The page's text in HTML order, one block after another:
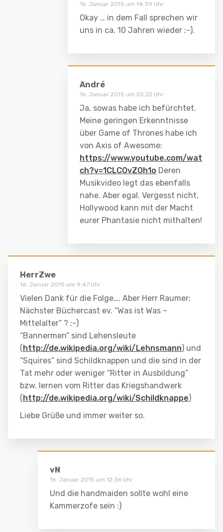
16. Januar 2015 um 14:39 Uhr
Okay … in dem Fall sprechen wir
uns in ca. 10 Jahren wieder ;-).
André
16. Januar 2015 um 20:22 Uhr
Ja, sowas habe ich befürchtet.
Meine geringen Erkenntnisse
über Game of Thrones habe ich
von Axis of Awesome:
https://www.youtube.com/wat
ch?v=1CLCOvZOh1o Deren
Musikvideo legt das ebenfalls
nahe. Aber egal. Vergesst nicht,
Hollywood kann mit der Macht
eurer Phantasie nicht mithalten!
HerrZwe
16. Januar 2015 um 9:47 Uhr
Vielen Dank für die Folge…. Aber Herr Raumer:
Nächster Büchercast ev. “Was ist Was –
Mittelalter” ? ;-)
“Bannermen” sind Lehensleute
( http://de.wikipedia.org/wiki/Lehnsmann) und
“Squires” sind Schildknappen und die sind in der
Tat mehr oder weniger “Ritter in Ausbildung”
bzw. lernen vom Ritter das Kriegshandwerk
( http://de.wikipedia.org/wiki/Schildknappe)
Liebe Grüße und immer weiter so.
vN
16. Januar 2015 um 12:36 Uhr
Und die handmaiden sollte wohl eine
Kammerzofe sein :)